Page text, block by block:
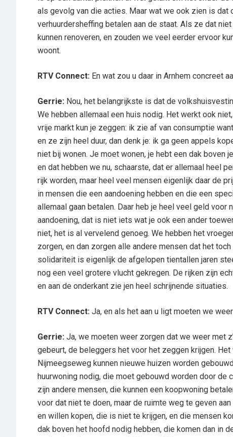
als gevolg van die acties. Maar wat we ook zien is dat
verhuurdersheffing betalen aan de staat. Als ze dat
kunnen renoveren, en zouden we veel eerder ervoor
woont.
RTV Connect: En wat zou u daar in Arnhem concreet
Gerrie: Nou, het belangrijkste is dat de
We hebben allemaal een huis nodig. Het werkt ook
vrije markt kun je zeggen: ik zie af van consumptie
en ze zijn heel duur, dan denk je: ik ga geen appels
niet bij wonen. Je moet wonen, je hebt een dak boven
en dat hebben we nu, schaarste, dat er allemaal heel
rijk worden, maar heel veel mensen eigenlijk daar de
in mensen die een aandoening hebben en die een
allemaal gaan betalen. Daar heb je heel veel geld voor
aandoening, dat is niet iets wat je ook een ander
niet, het is al vervelend genoeg. We hebben het
zorgen, en dan zorgen alle andere mensen dat het
solidariteit is eigenlijk de afgelopen tientallen jaren
nog een veel grotere vlucht gekregen. De rijken zijn
en aan de onderkant zie jen heel schrijnende situaties.
RTV Connect: Ja, en als het aan u ligt moeten we
Gerrie: Ja, we moeten weer zorgen dat we weer met
gebeurt, de beleggers het voor het zeggen krijgen.
Nijmeegseweg kunnen nieuwe huizen worden
huurwoning nodig, die moet gebouwd worden door de
zijn andere mensen, die kunnen een koopwoning
voor dat niet te doen, maar de ruimte weg te geven
en willen kopen, die is niet te krijgen, en die mensen
dak boven het hoofd nodig hebben, die komen dan in